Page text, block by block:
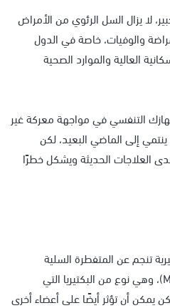
لا يزال السل الرئوي من الأمراض
والوفيات، خاصة في الدول
العالية والموارد الصحية
التنفسي في مواجهة معركة غير
إلى الماضي البعيد، لكن
العلاجات الحديثة ويشكل خطرًا
تنجم عن المتفطرة السلية
(Mycobacterium tuberculosis)، وهي نوع من البكتيريا التي
يمكن أن تؤثر أيضًا على أعضاء أخرى